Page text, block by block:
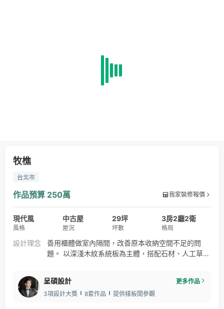
牧樵
台北市
作品預算 250萬 我家裝修報價
現代風
風格
中古屋
屋況
29坪
坪數
3房2廳2衛
格局
設計理念
善用櫃體做室內隔間，改善原本收納空間不足的問
題。 以深淺木紋系統板為主體，搭配石材、人工草皮
外，也選用了鐵件拉門內崁長虹玻璃的設計。讓室內
建材因採光而提升不少的質感。
呈碩設計
更多作品
3項設計大獎
8套作品 提供樣板間參觀